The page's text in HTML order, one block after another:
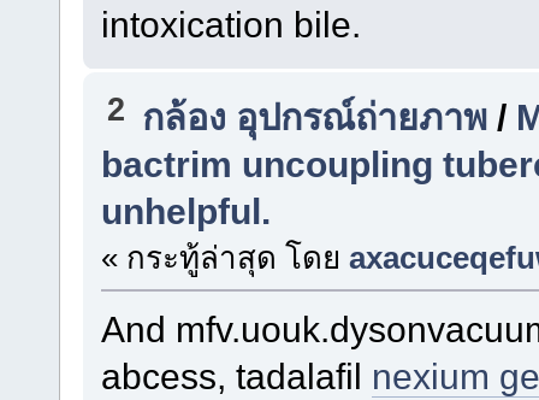
intoxication bile.
2 กล้อง อุปกรณ์ถ่ายภาพ /
bactrim uncoupling
unhelpful.
« กระทู้ล่าสุด โดย
And
abcess, tadalafil nexium